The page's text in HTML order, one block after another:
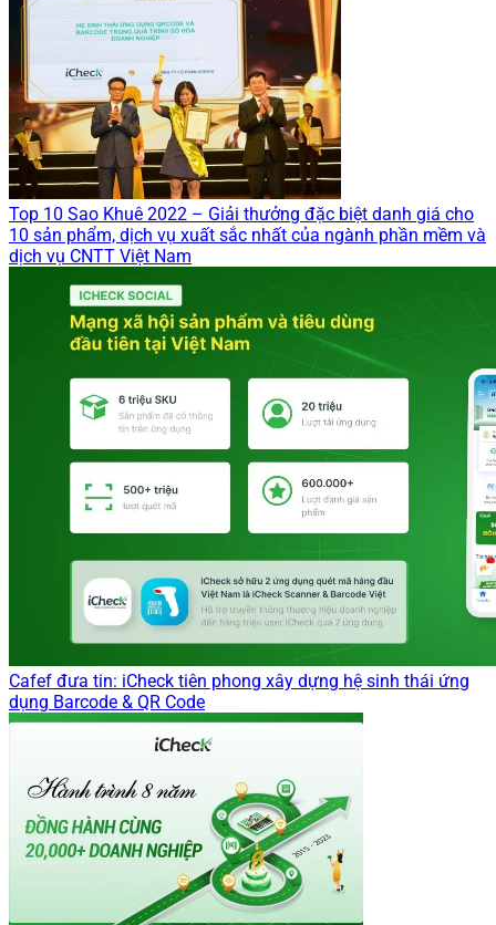
Top 10 Sao Khuê 2022 – Giải thưởng đặc biệt danh giá cho
10 sản phẩm, dịch vụ xuất sắc nhất của ngành phần mềm và
dịch vụ CNTT Việt Nam
Cafef đưa tin: iCheck tiên phong xây dựng hệ sinh thái ứng
dụng Barcode & QR Code